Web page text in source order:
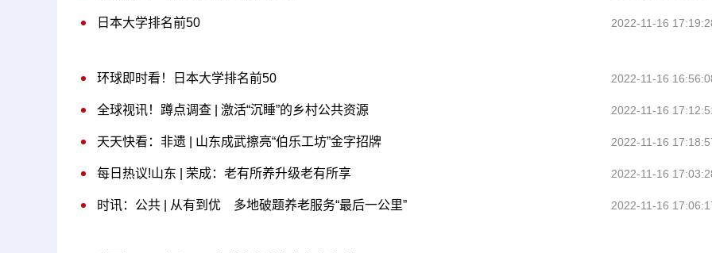
日本大学排名前50 2022-11-16
环球即时看！日本大学排名前50 2022-11-16
全球视讯！蹲点调查 | 激活“沉睡”的乡村公共资源 2022-11-16
天天快看：非遗 | 山东成武擦亮“伯乐工坊”金字招牌 2022-11-16
每日热议!山东 | 荣成：老有所养升级老有所享 2022-11-16
时讯：公共 | 从有到优 多地破题养老服务“最后一公里” 2022-11-16